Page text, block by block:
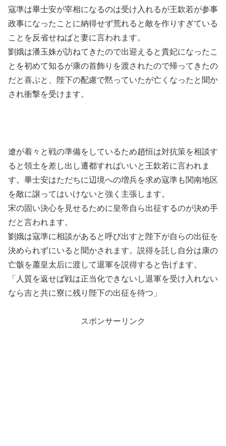
寇準は畢士安が宰相になるのは受け入れるが王欽若が参事
政事になったことに納得せず荒れると敵を作りすぎている
ことを反省せねばと妻に言われます。
劉娥は潘玉姝が訪ねてきたので出迎えると貴妃になったこ
とを初めて知るが康の首飾りを渡されたので帰ってきたの
だと喜ぶと、陛下の配慮で黙っていたが亡くなったと聞か
され衝撃を受けます。
遼が着々と戦の準備をしているため趙恒は対抗策を相談す
ると領土を差し出し遷都すればいいと王欽若に言われま
す。畢士安はただちに辺境への増兵を求め寇準も関南地区
を敵に譲ってはいけないと強く主張します。
宋の固い決心を見せるために皇帝自ら出征するのが決め手
だと言われます。
劉娥は寇準に相談があると呼び出すと陛下が自らの出征を
決められずにいると聞かされます。説得を託し自分は康の
亡骸を蕭皇太后に渡して退軍を説得すると告げます。
「人質を返せば戦は正当化できないし退軍を受け入れない
なら吉と共に寮に残り陛下の出征を待つ」
スポンサーリンク